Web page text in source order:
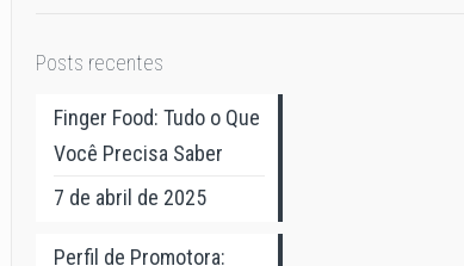
Posts recentes
Finger Food: Tudo o Que
Você Precisa Saber
7 de abril de 2025
Perfil de Promotora: